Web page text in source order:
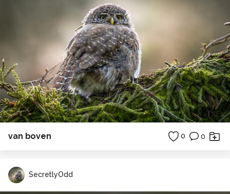
van boven 0 0
SecretlyOdd